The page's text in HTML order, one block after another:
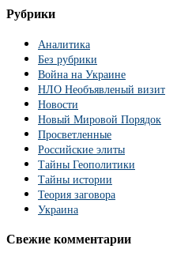
Рубрики
Аналитика
Без рубрики
Война на Украине
НЛО Необъявленый визит
Новости
Новый Мировой Порядок
Просветленные
Российские элиты
Тайны Геополитики
Тайны истории
Теория заговора
Украина
Свежие комментарии